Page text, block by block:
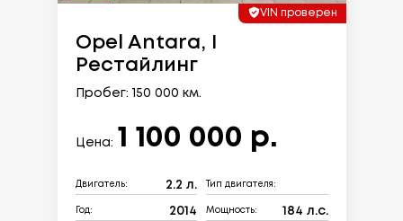
VIN проверен
Opel Antara, I
Рестайлинг
Пробег: 150 000 км.
Цена: 1 100 000 р.
Двигатель: 2.2 л. Тип двигателя:
Год: 2014 Мощность: 184 л.с.